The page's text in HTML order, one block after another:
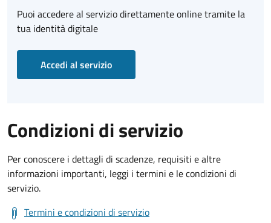
Puoi accedere al servizio direttamente online tramite la
tua identità digitale
Accedi al servizio
Condizioni di servizio
Per conoscere i dettagli di scadenze, requisiti e altre
informazioni importanti, leggi i termini e le condizioni di
servizio.
Termini e condizioni di servizio